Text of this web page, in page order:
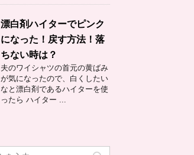
漂白剤ハイターでピンク
になった！戻す方法！落
ちない時は？
夫のワイシャツの首元の黄ばみ
が気になったので、白くしたい
なと漂白剤であるハイターを使
ったら ハイター ...